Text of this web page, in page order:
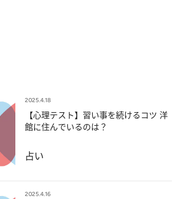
2025.4.18
【心理テスト】習い事を続けるコツ 洋
館に住んでいるのは？
占い
2025.4.16